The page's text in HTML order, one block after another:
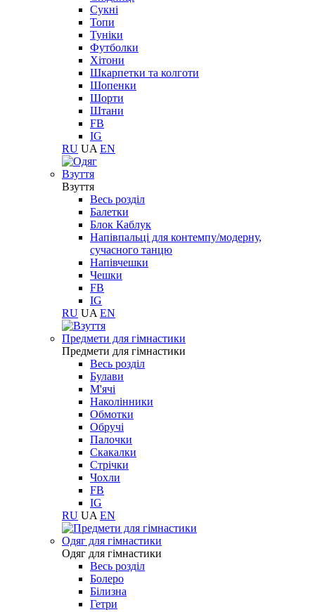
Сукні
Топи
Туніки
Футболки
Хітони
Шкарпетки та колготи
Шопенки
Шорти
Штани
FB
IG
RU UA EN
Взуття
Взуття
Весь розділ
Балетки
Блок Каблук
Напівпальці для контемпу/модерну,
сучасного танцю
Напівчешки
Чешки
FB
IG
RU UA EN
Предмети для гімнастики
Предмети для гімнастики
Весь розділ
Булави
М'ячі
Наколінники
Обмотки
Обручі
Палочки
Скакалки
Стрічки
Чохли
FB
IG
RU UA EN
Одяг для гімнастики
Одяг для гімнастики
Весь розділ
Болеро
Білизна
Гетри